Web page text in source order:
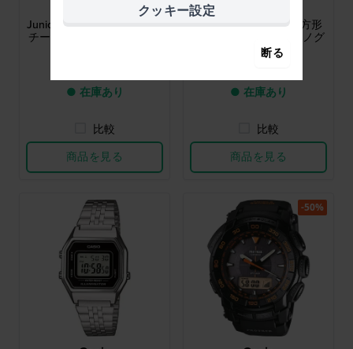
Junior 36 mm ステンレスス
チール製クォーツ・クロノ
● 在庫あり
比較
商品を見る
R2302HX9 40 mm 長方形
ブラックデジタルクロノグ
ラフ
● 在庫あり
比較
商品を見る
-50%
クッキー設定
断る